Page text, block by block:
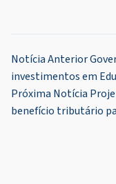
Navegação
de
Post
Notícia Anterior
investimentos em
Próxima Notícia
benefício tributário